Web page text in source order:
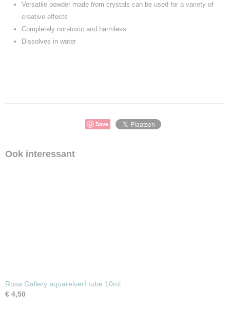
Versatile powder made from crystals can be used for a variety of
creative effects
Completely non-toxic and harmless
Dissolves in water
Save
Ook interessant
Rosa Gallery aquarelverf tube 10ml
€ 4,50